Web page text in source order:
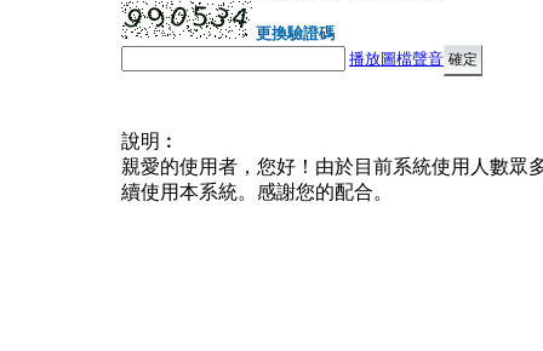
更換驗證碼
播放圖檔聲音
說明︰
親愛的使用者，您好！由於目前系統使用人數眾
續使用本系統。感謝您的配合。